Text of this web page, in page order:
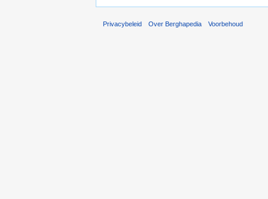
Privacybeleid Over Berghapedia Voorbehoud